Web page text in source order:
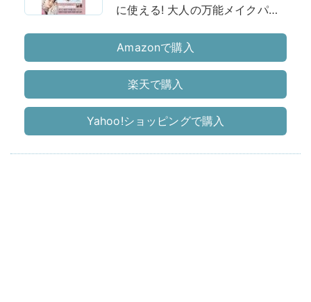
に使える! 大人の万能メイクパレ
Amazonで購入
楽天で購入
Yahoo!ショッピングで購入